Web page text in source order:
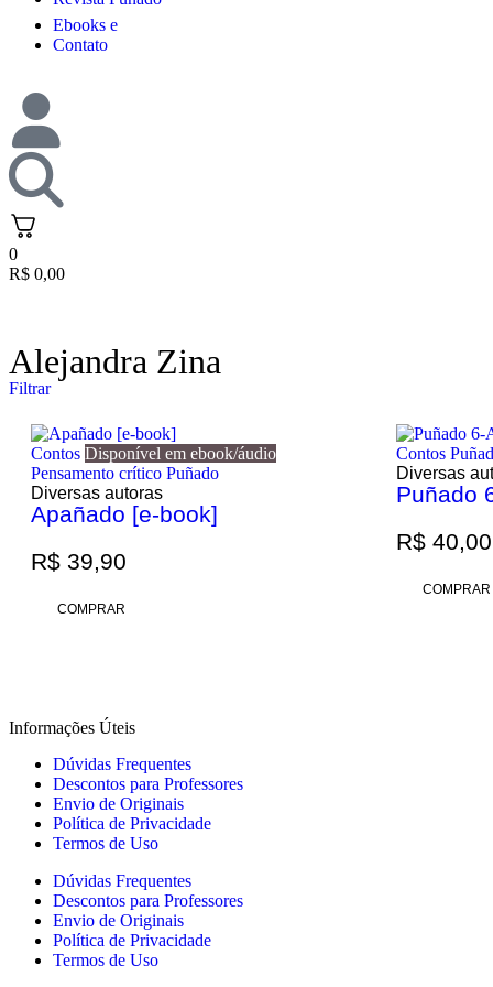
Ebooks e
Contato
0
R$ 0,00
Alejandra Zina
Filtrar
Contos Disponível em ebook/áudio
Pensamento crítico Puñado
Diversas autoras
Apañado [e-book]
R$ 39,90
COMPRAR
Contos
Diversas
Puñado
R$ 40,00
COMPRAR
Informações Úteis
Dúvidas Frequentes
Descontos para Professores
Envio de Originais
Política de Privacidade
Termos de Uso
Dúvidas Frequentes
Descontos para Professores
Envio de Originais
Política de Privacidade
Termos de Uso